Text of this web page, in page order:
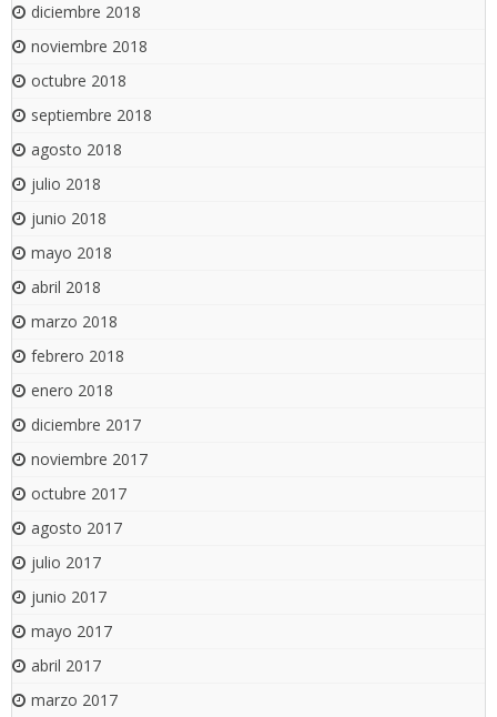
diciembre 2018
noviembre 2018
octubre 2018
septiembre 2018
agosto 2018
julio 2018
junio 2018
mayo 2018
abril 2018
marzo 2018
febrero 2018
enero 2018
diciembre 2017
noviembre 2017
octubre 2017
agosto 2017
julio 2017
junio 2017
mayo 2017
abril 2017
marzo 2017